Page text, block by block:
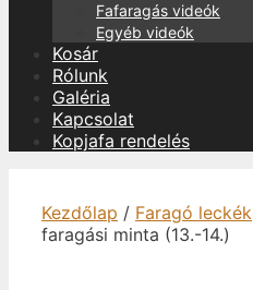
Fafaragás videók
Egyéb videók
Kosár
Rólunk
Galéria
Kapcsolat
Kopjafa rendelés
Kezdőlap / Faragó leckék
faragási minta (13.-14.)